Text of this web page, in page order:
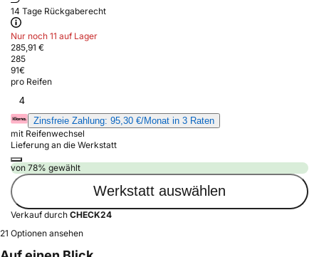
14 Tage Rückgaberecht
Nur noch 11 auf Lager
285,91 €
285
91€
pro Reifen
4
Zinsfreie Zahlung: 95,30 €/Monat in 3 Raten
mit Reifenwechsel
Lieferung an die Werkstatt
von 78% gewählt
Werkstatt auswählen
Verkauf durch CHECK24
21 Optionen ansehen